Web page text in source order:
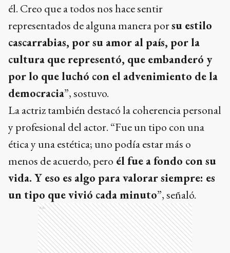
él. Creo que a todos nos hace sentir
representados de alguna manera porsu estilo
cascarrabias, por su amor al país, por la
cultura que representó, que embanderó y
por lo que luchó con el advenimiento de la
democracia”, sostuvo.
La actriz también destacó la coherencia personal
y profesional del actor. “Fue un tipo con una
ética y una estética; uno podía estar más o
menos de acuerdo, pero él fue a fondo con su
vida. Y eso es algo para valorar siempre: es
un tipo que vivió cada minuto”, señaló.
Ads